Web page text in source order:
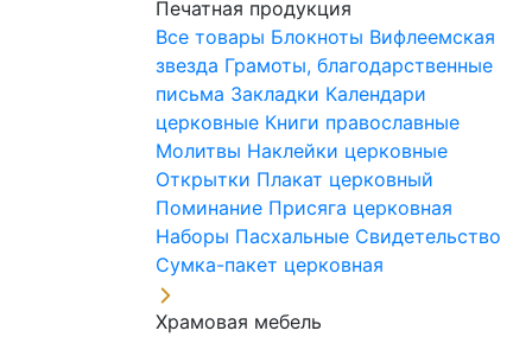
Печатная продукция
Все товары Блокноты Вифлеемская
звезда Грамоты, благодарственные
письма Закладки Календари
церковные Книги православные
Молитвы Наклейки церковные
Открытки Плакат церковный
Поминание Присяга церковная
Наборы Пасхальные Свидетельство
Сумка-пакет церковная
Храмовая мебель